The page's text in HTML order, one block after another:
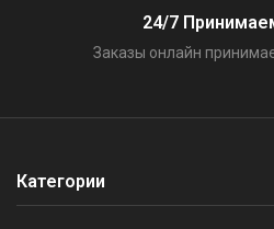
24/7
Заказы онлайн
Категории